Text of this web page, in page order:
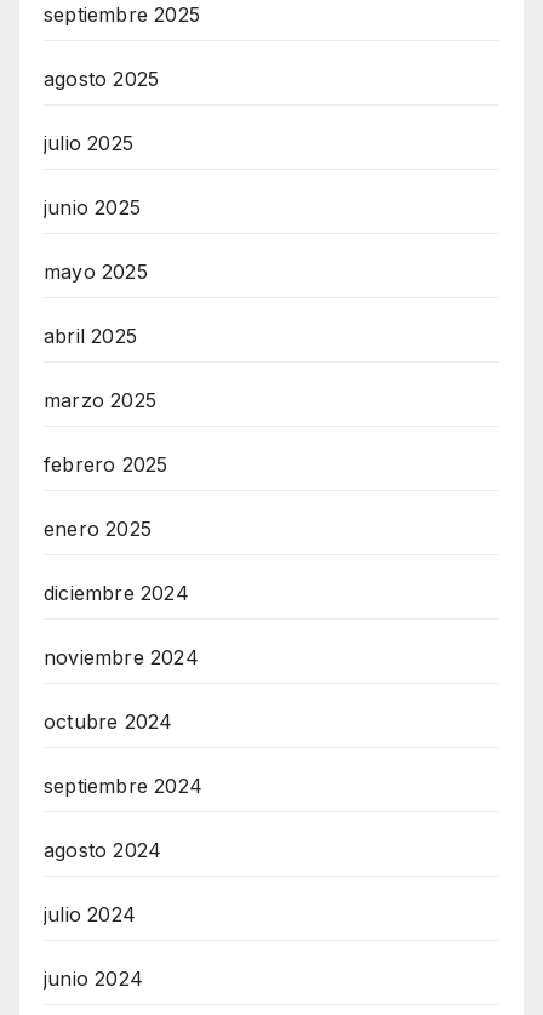
septiembre 2025
agosto 2025
julio 2025
junio 2025
mayo 2025
abril 2025
marzo 2025
febrero 2025
enero 2025
diciembre 2024
noviembre 2024
octubre 2024
septiembre 2024
agosto 2024
julio 2024
junio 2024